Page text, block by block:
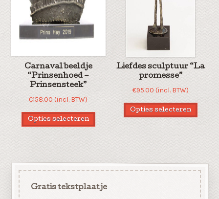
Carnaval beeldje
“Prinsenhoed –
Prinsensteek”
€158.00 (incl. BTW)
Opties selecteren
Liefdes sculptuur “La
promesse”
€95.00 (incl. BTW)
Opties selecteren
Gratis tekstplaatje